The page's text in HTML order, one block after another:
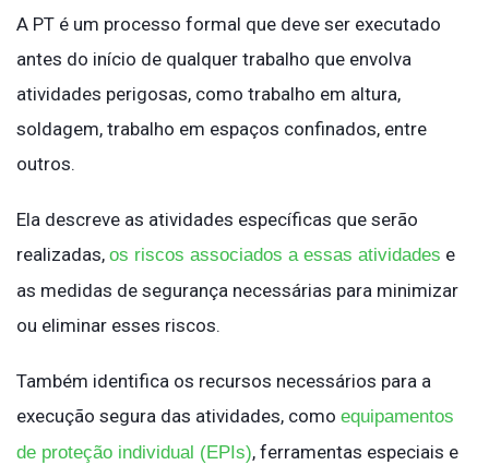
A PT é um processo formal que deve ser executado
antes do início de qualquer trabalho que envolva
atividades perigosas, como trabalho em altura,
soldagem, trabalho em espaços confinados, entre
outros.
Ela descreve as atividades específicas que serão
realizadas, os riscos associados a essas atividades e
as medidas de segurança necessárias para minimizar
ou eliminar esses riscos.
Também identifica os recursos necessários para a
execução segura das atividades, como equipamentos
de proteção individual (EPIs), ferramentas especiais e